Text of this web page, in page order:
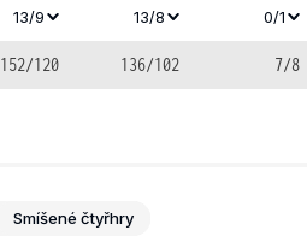
13/9 13/8 0/1
152/120 136/102 7/8
Smíšené čtyřhry